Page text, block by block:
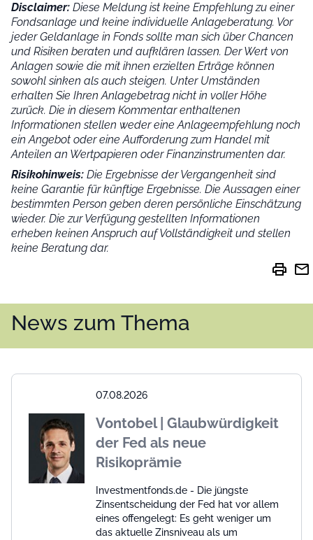
Disclaimer: Diese Meldung ist keine Empfehlung zu einer
Fondsanlage und keine individuelle Anlageberatung. Vor
jeder Geldanlage in Fonds sollte man sich über Chancen
und Risiken beraten und aufklären lassen. Der Wert von
Anlagen sowie die mit ihnen erzielten Erträge können
sowohl sinken als auch steigen. Unter Umständen
erhalten Sie Ihren Anlagebetrag nicht in voller Höhe
zurück. Die in diesem Kommentar enthaltenen
Informationen stellen weder eine Anlageempfehlung noch
ein Angebot oder eine Aufforderung zum Handel mit
Anteilen an Wertpapieren oder Finanzinstrumenten dar.
Risikohinweis: Die Ergebnisse der Vergangenheit sind
keine Garantie für künftige Ergebnisse. Die Aussagen einer
bestimmten Person geben deren persönliche Einschätzung
wieder. Die zur Verfügung gestellten Informationen
erheben keinen Anspruch auf Vollständigkeit und stellen
keine Beratung dar.
print mail
News zum Thema
07.08.2026
Vontobel | Glaubwürdigkeit
der Fed als neue
Risikoprämie
Investmentfonds.de - Die jüngste
Zinsentscheidung der Fed hat vor allem
eines offengelegt: Es geht weniger um
das aktuelle Zinsniveau als um